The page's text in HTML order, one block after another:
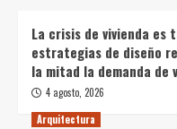
La crisis de vivienda es
estrategias de diseño
la mitad la demanda de
4 agosto, 2026
Arquitectura